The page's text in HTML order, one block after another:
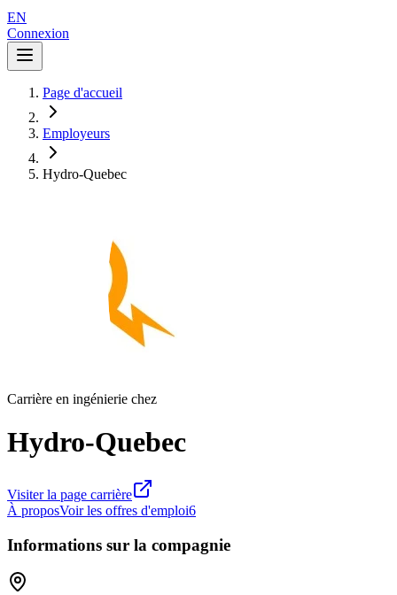
EN
Connexion
Page d'accueil
Employeurs
Hydro-Quebec
Carrière en ingénierie chez
Hydro-Quebec
Visiter la page carrière
À proposVoir les offres d'emploi6
Informations sur la compagnie